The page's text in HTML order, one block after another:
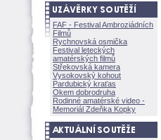
FAF - Festival Ambroziádních
Filmů
Rychnovská osmička
Festival leteckých
amatérských filmů
Střekovská kamera
Vysokovský kohout
Pardubický kraťas
Okem dobrodruha
Rodinné amatérské video -
Memoriál Zdeňka Kopky